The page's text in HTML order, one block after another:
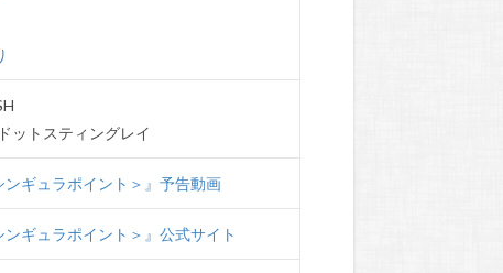
ットスティングレイ
ンギュラポイント＞』予告動画
ンギュラポイント＞』公式サイト